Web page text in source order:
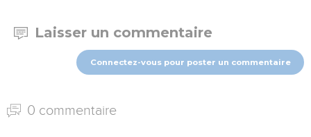
Laisser un commentaire
Connectez-vous pour poster un commentaire
0 commentaire